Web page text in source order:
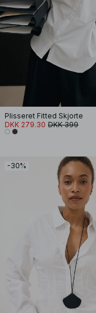
Plisseret Fitted Skjorte
DKK 279.30 DKK 399
-30%